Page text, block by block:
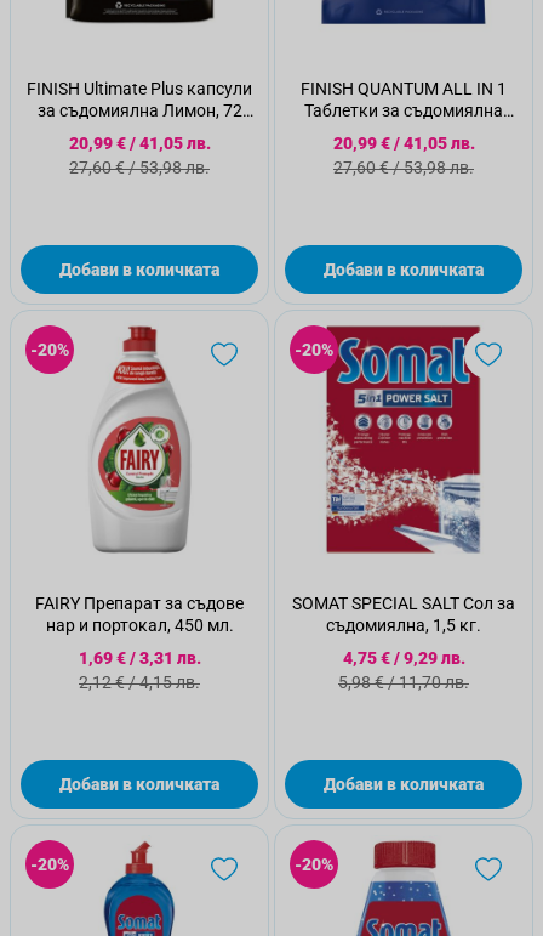
FINISH Ultimate Plus капсули
за съдомиялна Лимон, 72
капсули
Специална цена
20,99 €/41,05 лв.
Стандартна цена
27,60 €/53,98 лв.
Добави в количката
FINISH QUANTUM ALL IN 1
Таблетки за съдомиялна
машина, 100бр
Специална цена
20,99 €/41,05 лв.
Стандартна цена
27,60 €/53,98 лв.
Добави в количката
-20%
FAIRY Препарат за съдове
нар и портокал, 450 мл.
Специална цена
1,69 €/3,31 лв.
Стандартна цена
2,12 €/4,15 лв.
Добави в количката
-20%
SOMAT SPECIAL SALT Сол за
съдомиялна, 1,5 кг.
Специална цена
4,75 €/9,29 лв.
Стандартна цена
5,98 €/11,70 лв.
Добави в количката
-20% -20%